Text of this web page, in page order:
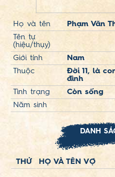
Họ và tên
Phạm Văn
Tên tự
(hiệu/thụy)
Giới tính
Nam
Thuộc
Đời 11, là
đình
Tình trạng
Còn sống
Năm sinh
DANH
THỨ HỌ VÀ TÊN VỢ